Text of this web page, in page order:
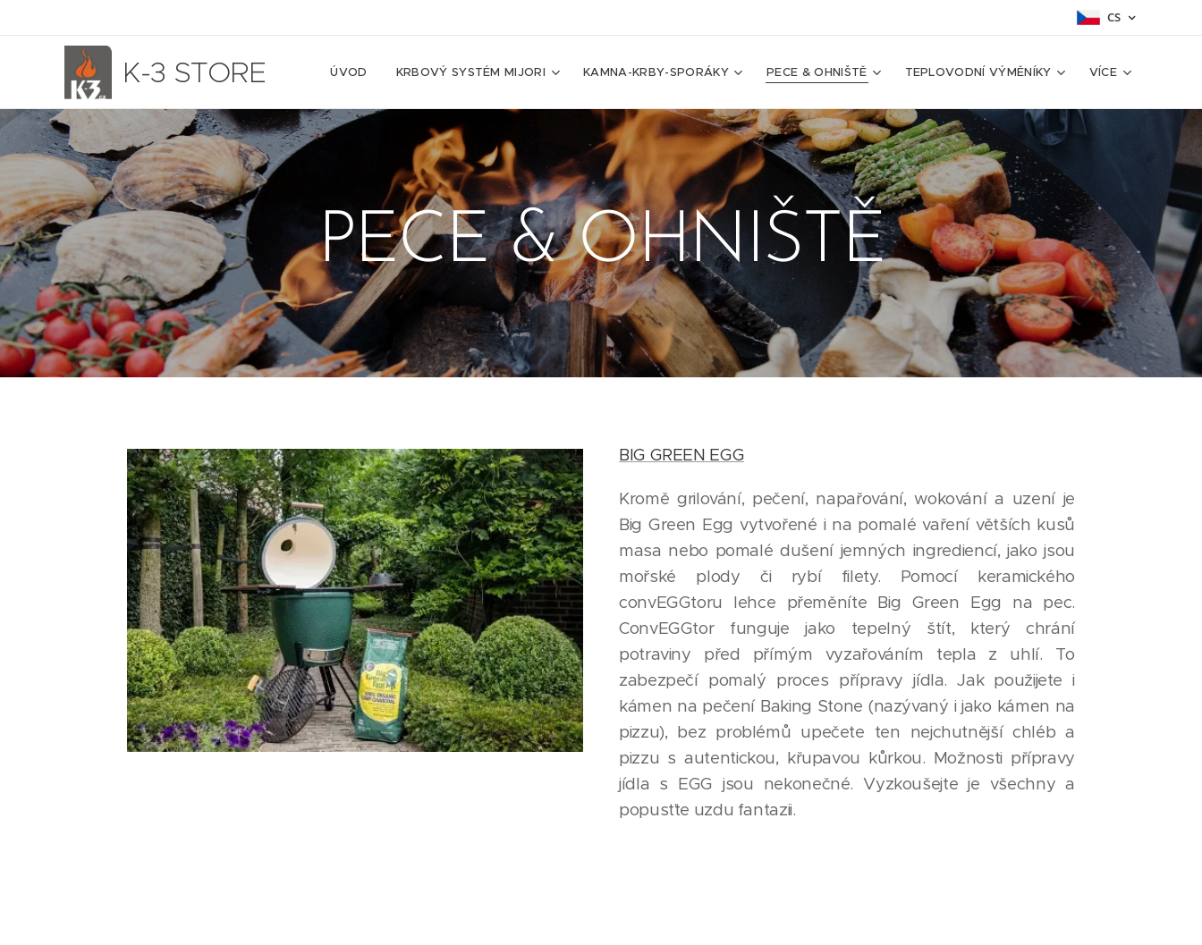
CS
K-3 STORE ÚVOD KRBOVÝ SYSTÉM MIJORI KAMNA-KRBY-SPORÁKY PECE & OHNIŠTĚ TEPLOVODNÍ VÝMĚNÍKY VÍCE
PECE & OHNIŠTĚ
BIG GREEN EGG
Kromě grilování, pečení, napařování, wokování a uzení je
Big Green Egg vytvořené i na pomalé vaření větších kusů
masa nebo pomalé dušení jemných ingrediencí, jako jsou
mořské plody či rybí filety. Pomocí keramického
convEGGtoru lehce přeměníte Big Green Egg na pec.
ConvEGGtor funguje jako tepelný štít, který chrání
potraviny před přímým vyzařováním tepla z uhlí. To
zabezpečí pomalý proces přípravy jídla. Jak použijete i
kámen na pečení Baking Stone (nazývaný i jako kámen na
pizzu), bez problémů upečete ten nejchutnější chléb a
pizzu s autentickou, křupavou kůrkou. Možnosti přípravy
jídla s EGG jsou nekonečné. Vyzkoušejte je všechny a
popusťte uzdu fantazii.